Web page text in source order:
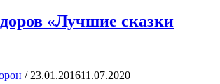
«Лучшие сказки
/ 23.01.201611.07.2020